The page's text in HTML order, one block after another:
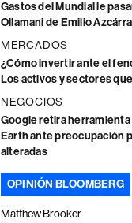
Gastos del Mundial le
Ollamani de Emilio
MERCADOS
¿Cómo invertir ante el
Los activos y sectores
NEGOCIOS
Google retira herramienta
Earth ante preocupación
alteradas
OPINIÓN BLOOMBERG
Matthew Brooker